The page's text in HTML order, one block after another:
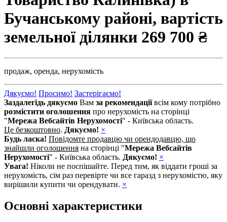
Бучанському районі, вартість
земельної ділянки 269 700 ₴
продаж, оренда, нерухомість
Дякуємо! Просимо! Застерігаємо!
Заздалегідь дякуємо Вам за рекомендаціївсім кому потрібно
розмістити оголошення про нерухомість на сторінці
"Мережа Вебсайтів Нерухомості" - Київська область.
Це безкоштовно. Дякуємо! ×
Будь ласка! Повідомте продавцю чи орендодавцю, що
знайшли оголошення на сторінці "Мережа Вебсайтів
Нерухомості" - Київська область. Дякуємо! ×
Увага! Ніколи не поспішайте. Перед тим, як віддати гроші за
нерухомість, сім раз перевірте чи все гаразд з нерухомістю, яку
вирішили купити чи орендувати. ×
Основні характеристики